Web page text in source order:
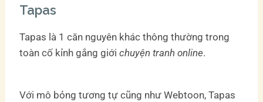
Tapas
Tapas là 1 căn nguyên khác thông thường trong
toàn cố kỉnh gắng giớichuyện tranh online.
Với mô bỏng tương tự cũng như Webtoon, Tapas